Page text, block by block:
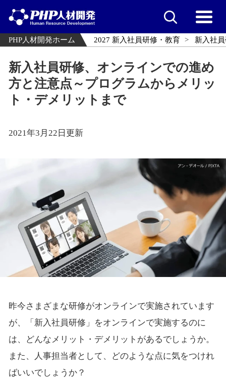
PHP人材開発ホーム 2027 新入社員研修・教育 新入社
新入社員研修、オンラインでの進め
方と注意点～プログラムからメリッ
ト・デメリットまで
2021年3月22日更新
昨今さまざまな研修がオンラインで実施されています
が、「新入社員研修」をオンラインで実施するのに
は、どんなメリット・デメリットがあるでしょうか。
また、人事担当者として、どのような点に気をつけれ
ばいいでしょうか？